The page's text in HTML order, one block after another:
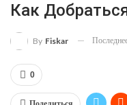
Как
By Fiskar
0